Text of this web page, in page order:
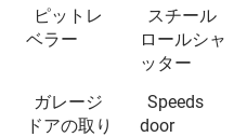
ピットレ
ベラー
スチール
ロールシャ
ッター
ガレージ
ドアの取り
Speeds
door